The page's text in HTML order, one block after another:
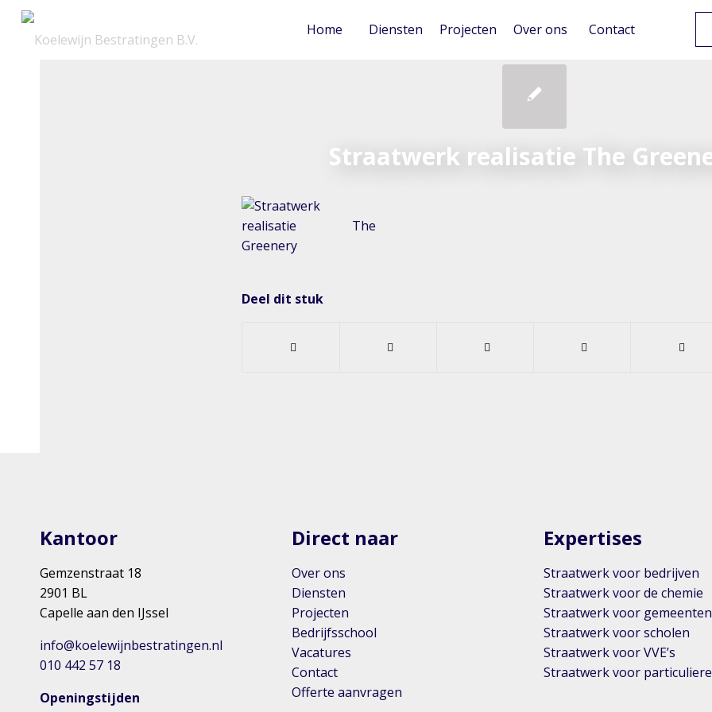
Home Diensten Projecten Over ons Contact
Straatwerk realisatie The
Deel dit stuk
Kantoor
Gemzenstraat 18
2901 BL
Capelle aan den IJssel
info@koelewijnbestratingen.nl
010 442 57 18
Openingstijden
Direct naar
Over ons
Diensten
Projecten
Bedrijfsschool
Vacatures
Contact
Offerte aanvragen
Expertises
Straatwerk voor bedrijven
Straatwerk voor de chemie
Straatwerk voor gemeenten
Straatwerk voor scholen
Straatwerk voor VVE’s
Straatwerk voor